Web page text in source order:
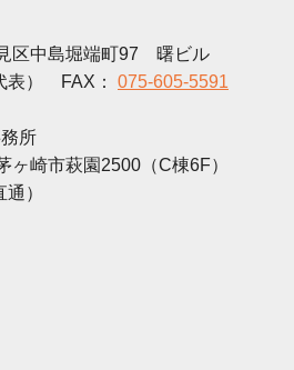
区中島堀端町97 曙ビル
表） FAX： 075-605-5591
所
崎市萩園2500（C棟6F）
）